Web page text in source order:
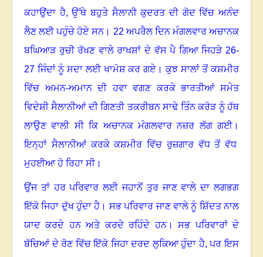
ਕਹਾਉਂਦਾ ਹੈ,ਉੱਥੇ ਬਹੁਤੇ ਸੈਲਾਨੀ ਕੁਦਰਤ ਦੀ ਗੋਦ ਵਿੱਚ ਅਨੰਦ
ਲੈਣ ਲਈ ਪਹੁੰਚੇ ਹੋਏ ਸਨ। 22 ਅਪਰੈਲ ਦਿਨ ਮੰਗਲਵਾਰ ਅਚਾਨਕ
ਬਘਿਆੜ ਰੁਚੀ ਰੱਖਣ ਵਾਲੇ ਰਾਖਸ਼ਾਂ ਦੇ ਵੱਸ ਪੈ ਗਿਆ ਜਿਹੜੇ 26-
27 ਜਿੰਦਾਂ ਨੂੰ ਸਦਾ ਲਈ ਖਾਮੋਸ਼ ਕਰ ਗਏ ।ਕੁਝ ਸਾਲਾਂ ਤੋਂ ਕਸ਼ਮੀਰ
ਵਿੱਚ ਅਮਨ-ਅਮਾਨ ਦੀ ਹਵਾ ਵਗਣ ਕਰਕੇ ਭਾਰਤੀਆਂ ਸਮੇਤ
ਵਿਦੇਸ਼ੀ ਸੈਲਾਨੀਆਂ ਦੀ ਗਿਣਤੀ ਤਕਰੀਬਨ ਸਾਢੇ ਤਿੰਨ ਕਰੋੜ ਨੂੰ ਹੱਥ
ਲਾਉਣ ਵਾਲੀ ਸੀ ਕਿ ਅਚਾਨਕ ਮੰਗਲਵਾਰ ਨਜ਼ਰ ਲੱਗ ਗਈ।
ਇਨ੍ਹਾਂ ਸੈਲਾਨੀਆਂ ਕਰਕੇ ਕਸ਼ਮੀਰ ਵਿੱਚ ਰੁਜ਼ਗਾਰ ਵੱਧ ਤੋਂ ਵੱਧ
ਮੁਹਈਆ ਹੋ ਰਿਹਾ ਸੀ।
ਉਂਜ ਤਾਂ ਹਰ ਪਰਿਵਾਰ ਲਈ ਜਹਾਨੋਂ ਤੁਰ ਜਾਣ ਵਾਲੇ ਦਾ ਲਗਭਗ
ਇੱਕੋ ਜਿਹਾ ਦੁੱਖ ਹੁੰਦਾ ਹੈ । ਸਭ ਪਰਿਵਾਰ ਜਾਣ ਵਾਲੇ ਨੂੰ ਸ਼ਿੱਦਤ ਨਾਲ
ਯਾਦ ਕਰਦੇ ਹਨ ਅਤੇ ਕਰਦੇ ਰਹਿੰਦੇ ਹਨ।ਸਭ ਪਰਿਵਾਰਾਂ ਦੇ
ਬੱਚਿਆਂ ਦੇ ਰੋਣ ਵਿੱਚ ਇੱਕੋ ਜਿਹਾ ਦਰਦ ਲੁਕਿਆ ਹੁੰਦਾ ਹੈ,ਪਰ ਇਸ